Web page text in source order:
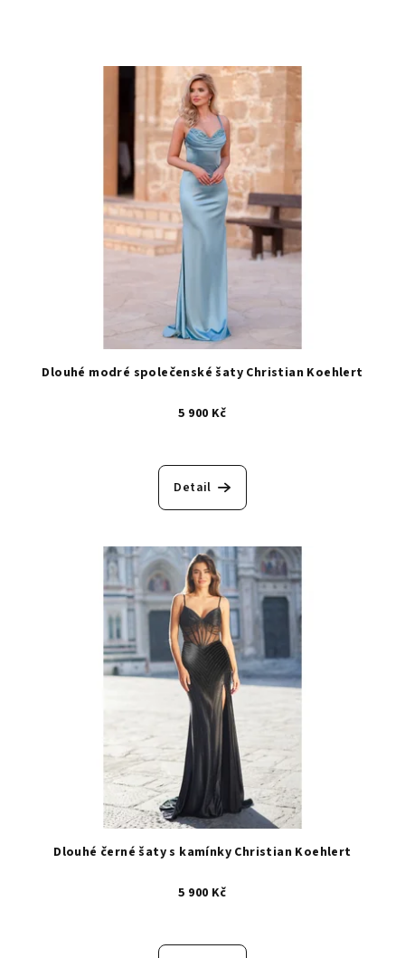
Dlouhé modré společenské šaty Christian Koehlert
5 900 Kč
Detail
Dlouhé černé šaty s kamínky Christian Koehlert
5 900 Kč